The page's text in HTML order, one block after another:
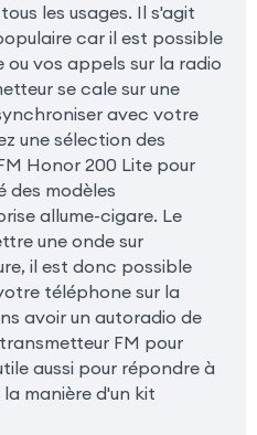
les usages. Il s'agit
car il est possible
ou vos appels sur la radio
se cale sur une
avec votre
une sélection des
Honor 200 Lite pour
des modèles
allume-cigare. Le
une onde sur
il est donc possible
téléphone sur la
avoir un autoradio de
FM pour
aussi pour répondre à
manière d'un kit